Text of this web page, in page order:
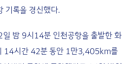
기록을 경신했다.
밤 9시14분 인천공항을 출발한 화
14시간 42분 동안 1만3,405km를